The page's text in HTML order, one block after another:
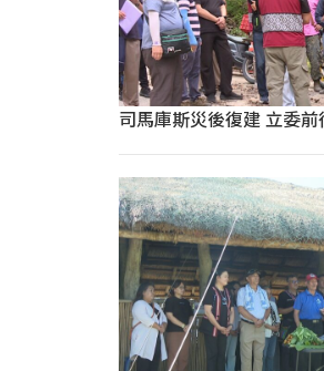
司馬庫斯災後復建 立委